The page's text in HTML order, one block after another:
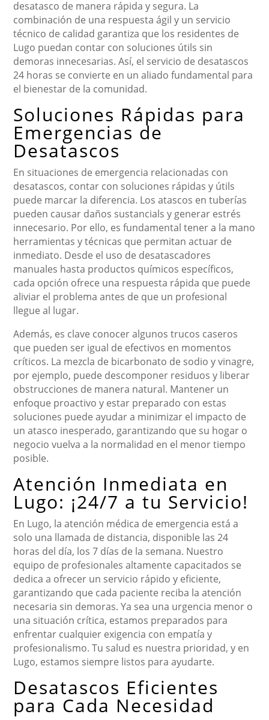
desatasco de manera rápida y segura. La
combinación de una respuesta ágil y un servicio
técnico de calidad garantiza que los residentes de
Lugo puedan contar con soluciones útils sin
demoras innecesarias. Así, el servicio de desatascos
24 horas se convierte en un aliado fundamental para
el bienestar de la comunidad.
Soluciones Rápidas para
Emergencias de
Desatascos
En situaciones de emergencia relacionadas con
desatascos, contar con soluciones rápidas y útils
puede marcar la diferencia. Los atascos en tuberías
pueden causar daños sustancials y generar estrés
innecesario. Por ello, es fundamental tener a la mano
herramientas y técnicas que permitan actuar de
inmediato. Desde el uso de desatascadores
manuales hasta productos químicos específicos,
cada opción ofrece una respuesta rápida que puede
aliviar el problema antes de que un profesional
llegue al lugar.
Además, es clave conocer algunos trucos caseros
que pueden ser igual de efectivos en momentos
críticos. La mezcla de bicarbonato de sodio y vinagre,
por ejemplo, puede descomponer residuos y liberar
obstrucciones de manera natural. Mantener un
enfoque proactivo y estar preparado con estas
soluciones puede ayudar a minimizar el impacto de
un atasco inesperado, garantizando que su hogar o
negocio vuelva a la normalidad en el menor tiempo
posible.
Atención Inmediata en
Lugo: ¡24/7 a tu Servicio!
En Lugo, la atención médica de emergencia está a
solo una llamada de distancia, disponible las 24
horas del día, los 7 días de la semana. Nuestro
equipo de profesionales altamente capacitados se
dedica a ofrecer un servicio rápido y eficiente,
garantizando que cada paciente reciba la atención
necesaria sin demoras. Ya sea una urgencia menor o
una situación crítica, estamos preparados para
enfrentar cualquier exigencia con empatía y
profesionalismo. Tu salud es nuestra prioridad, y en
Lugo, estamos siempre listos para ayudarte.
Desatascos Eficientes
para Cada Necesidad